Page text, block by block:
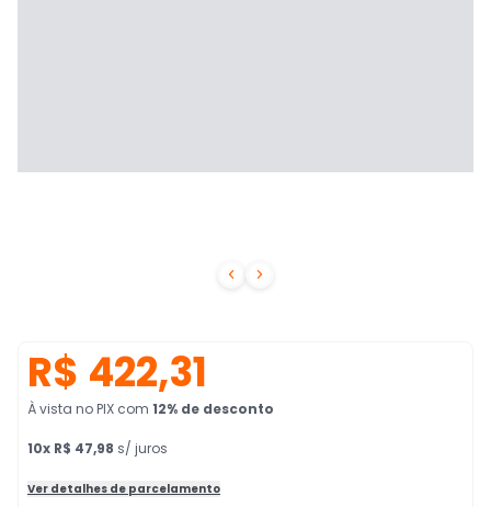
 
R$ 422,31
À vista no PIX com 12% de desconto
10x R$ 47,98 s/ juros
Ver detalhes de parcelamento